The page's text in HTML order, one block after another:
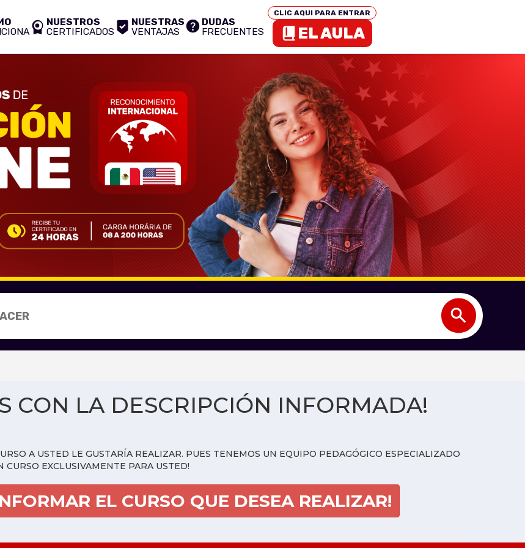
NUESTROS
CERTIFICADOS
NUESTRAS
VENTAJAS
DUDAS
FRECUENTES
CLIC AQUI PARA ENTRAR
EL AULA
CON LA DESCRIPCIÓN INFORMADA!
A USTED LE GUSTARÍA REALIZAR. PUES TENEMOS UN EQUIPO PEDAGÓGICO ESPECIALIZADO
EXCLUSIVAMENTE PARA USTED!
EL CURSO QUE DESEA REALIZAR!